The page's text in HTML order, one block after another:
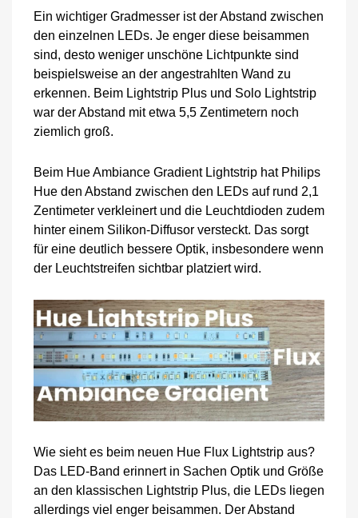
Ein wichtiger Gradmesser ist der Abstand zwischen
den einzelnen LEDs. Je enger diese beisammen
sind, desto weniger unschöne Lichtpunkte sind
beispielsweise an der angestrahlten Wand zu
erkennen. Beim Lightstrip Plus und Solo Lightstrip
war der Abstand mit etwa 5,5 Zentimetern noch
ziemlich groß.
Beim Hue Ambiance Gradient Lightstrip hat Philips
Hue den Abstand zwischen den LEDs auf rund 2,1
Zentimeter verkleinert und die Leuchtdioden zudem
hinter einem Silikon-Diffusor versteckt. Das sorgt
für eine deutlich bessere Optik, insbesondere wenn
der Leuchtstreifen sichtbar platziert wird.
Wie sieht es beim neuen Hue Flux Lightstrip aus?
Das LED-Band erinnert in Sachen Optik und Größe
an den klassischen Lightstrip Plus, die LEDs liegen
allerdings viel enger beisammen. Der Abstand